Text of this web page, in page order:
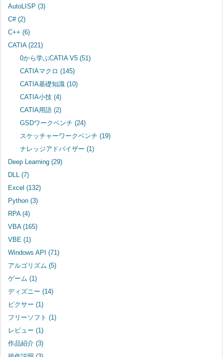
AutoLISP (3)
C# (2)
C++ (6)
CATIA (221)
0から学ぶCATIA V5(51)
CATIAマクロ(145)
CATIA基礎知識(10)
CATIA小技(4)
CATIA用語(2)
GSDワークベンチ(24)
スケッチャーワークベンチ(19)
ナレッジアドバイザー(1)
Deep Learning (29)
DLL (7)
Excel (132)
Python (3)
RPA (4)
VBA (165)
VBE (1)
Windows API (71)
アルゴリズム (5)
ゲーム (1)
ディズニー (14)
ピクサー (1)
フリーソフト (1)
レビュー (1)
作品紹介 (3)